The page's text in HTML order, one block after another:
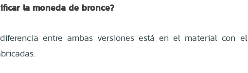
la moneda de bronce?
entre ambas versiones está en el material con el